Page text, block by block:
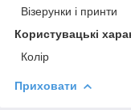
Візерунки і принти
Користувацькі
Колір
Приховати